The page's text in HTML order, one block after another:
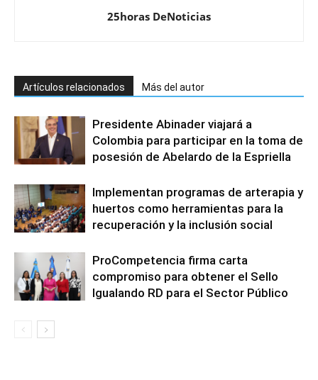
25horas DeNoticias
Artículos relacionados Más del autor
Presidente Abinader viajará a
Colombia para participar en la toma de
posesión de Abelardo de la Espriella
Implementan programas de arterapia y
huertos como herramientas para la
recuperación y la inclusión social
ProCompetencia firma carta
compromiso para obtener el Sello
Igualando RD para el Sector Público